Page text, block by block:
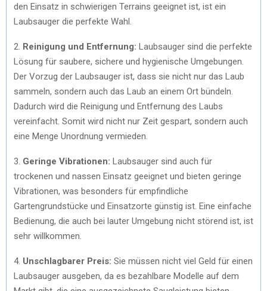
den Einsatz in schwierigen Terrains geeignet ist, ist ein
Laubsauger die perfekte Wahl.
2. Reinigung und Entfernung: Laubsauger sind die perfekte
Lösung für saubere, sichere und hygienische Umgebungen.
Der Vorzug der Laubsauger ist, dass sie nicht nur das Laub
sammeln, sondern auch das Laub an einem Ort bündeln.
Dadurch wird die Reinigung und Entfernung des Laubs
vereinfacht. Somit wird nicht nur Zeit gespart, sondern auch
eine Menge Unordnung vermieden.
3. Geringe Vibrationen: Laubsauger sind auch für
trockenen und nassen Einsatz geeignet und bieten geringe
Vibrationen, was besonders für empfindliche
Gartengrundstücke und Einsatzorte günstig ist. Eine einfache
Bedienung, die auch bei lauter Umgebung nicht störend ist, ist
sehr willkommen.
4. Unschlagbarer Preis: Sie müssen nicht viel Geld für einen
Laubsauger ausgeben, da es bezahlbare Modelle auf dem